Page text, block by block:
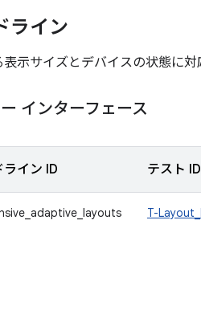
ライン
表示サイズとデバイスの状態に対
インターフェース
ライン ID テスト ID
T-